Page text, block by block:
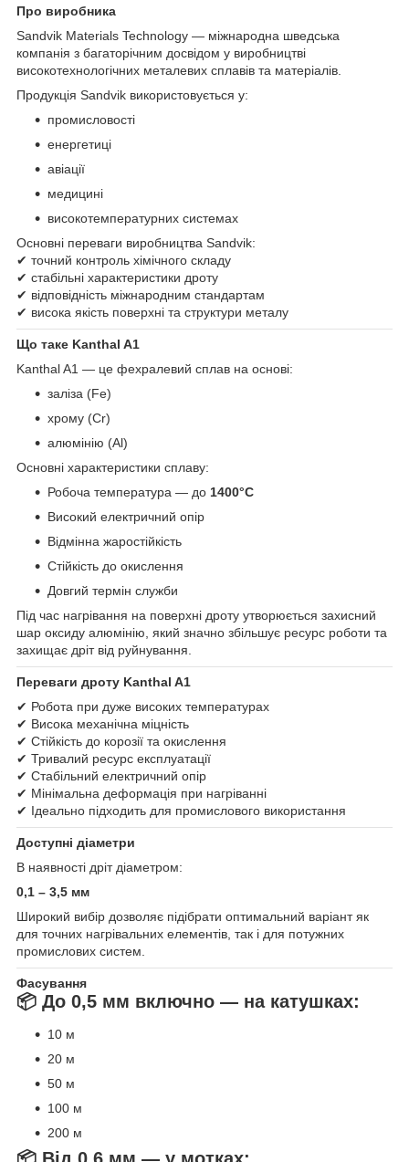
Про виробника
Sandvik Materials Technology — міжнародна шведська
компанія з багаторічним досвідом у виробництві
високотехнологічних металевих сплавів та матеріалів.
Продукція Sandvik використовується у:
промисловості
енергетиці
авіації
медицині
високотемпературних системах
Основні переваги виробництва Sandvik:
✔ точний контроль хімічного складу
✔ стабільні характеристики дроту
✔ відповідність міжнародним стандартам
✔ висока якість поверхні та структури металу
Що таке Kanthal A1
Kanthal A1 — це фехралевий сплав на основі:
заліза (Fe)
хрому (Cr)
алюмінію (Al)
Основні характеристики сплаву:
Робоча температура — до 1400°C
Високий електричний опір
Відмінна жаростійкість
Стійкість до окислення
Довгий термін служби
Під час нагрівання на поверхні дроту утворюється захисний
шар оксиду алюмінію, який значно збільшує ресурс роботи та
захищає дріт від руйнування.
Переваги дроту Kanthal A1
✔ Робота при дуже високих температурах
✔ Висока механічна міцність
✔ Стійкість до корозії та окислення
✔ Тривалий ресурс експлуатації
✔ Стабільний електричний опір
✔ Мінімальна деформація при нагріванні
✔ Ідеально підходить для промислового використання
Доступні діаметри
В наявності дріт діаметром:
0,1 – 3,5 мм
Широкий вибір дозволяє підібрати оптимальний варіант як
для точних нагрівальних елементів, так і для потужних
промислових систем.
Фасування
📦 До 0,5 мм включно — на катушках:
10 м
20 м
50 м
100 м
200 м